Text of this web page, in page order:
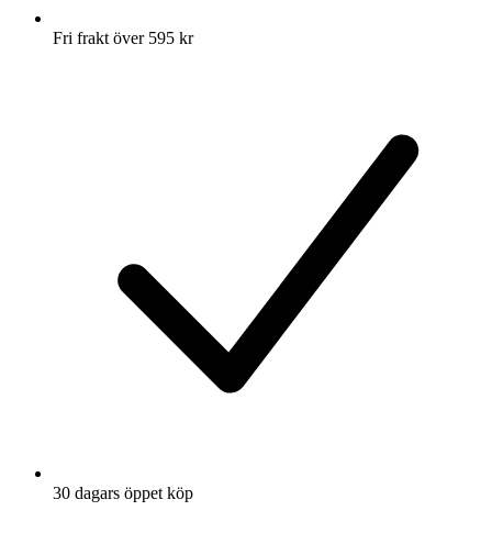
Fri frakt över 595 kr
30 dagars öppet köp